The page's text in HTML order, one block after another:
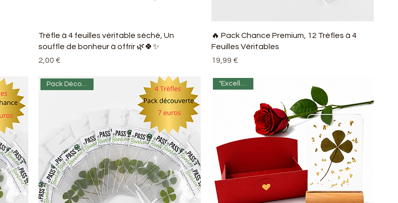
Trèfle à 4 feuilles véritable séché, Un
souffle de bonheur à offrir 🌿🍀✨
Prix
2,00 €
🔥 Pack Chance Premium, 12 Trèfles à 4
Feuilles Véritables
Prix
19,99 €